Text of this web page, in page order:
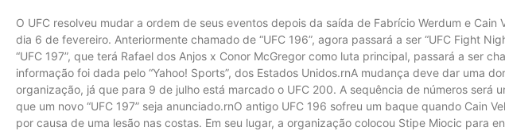
O UFC resolveu mudar a ordem de seus eventos depois da saída de Fabrício Werdum e Cain
dia 6 de fevereiro. Anteriormente chamado de “UFC 196”, agora passará a ser “UFC Fight
“UFC 197”, que terá Rafael dos Anjos x Conor McGregor como luta principal, passará a ser
informação foi dada pelo “Yahoo! Sports”, dos Estados Unidos.rnA mudança deve dar uma
organização, já que para 9 de julho está marcado o UFC 200. A sequência de números será
que um novo “UFC 197” seja anunciado.rnO antigo UFC 196 sofreu um baque quando Cain
por causa de uma lesão nas costas. Em seu lugar, a organização colocou Stipe Miocic para